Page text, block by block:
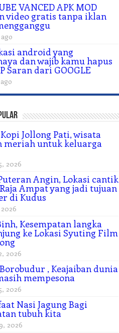
VANCED APK MOD
video gratis tanpa iklan
android yang
dan wajib kamu hapus
Saran dari GOOGLE
Jollong Pati, wisata
meriah untuk keluarga
2026
Angin, Lokasi cantik
Ampat yang jadi tujuan
di Kudus
Kesempatan langka
ke Lokasi Syuting Film
2026
, Keajaiban dunia
mempesona
2026
Nasi Jagung Bagi
tubuh kita
2026